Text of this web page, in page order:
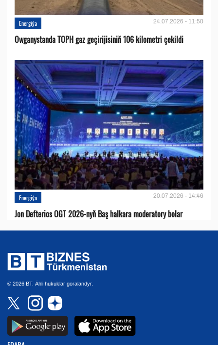
Energiýa 24.07.2026 - 11:50
Owganystanda TOPH gaz geçirijisiniň 106 kilometri çekildi
Energiýa 20.07.2026 - 14:46
Jon Defterios OGT 2026-nyň Baş halkara moderatory bolar
© 2026 BT. Ähli hukuklar goralandyr.